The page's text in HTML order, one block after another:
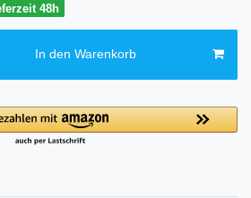
48h
In den Warenkorb